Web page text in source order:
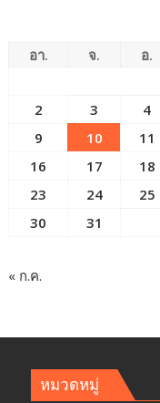
อา. จ. อ.
2
3 4
9
10 11
16
17 18
23
24 25
30
31
« ก.ค.
หมวดหมู่